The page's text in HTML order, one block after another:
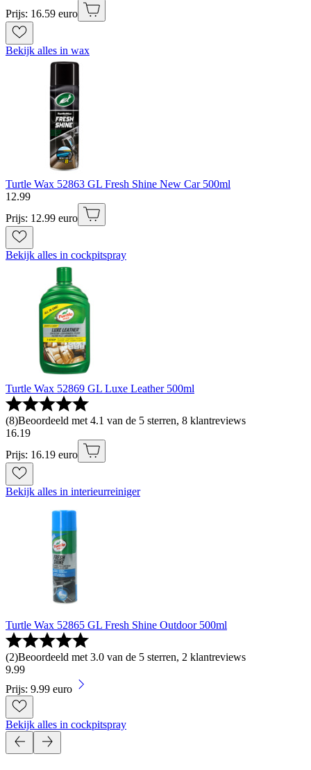
Prijs: 16.59 euro
Bekijk alles in wax
Turtle Wax 52863 GL Fresh Shine New Car 500ml
12.99
Prijs: 12.99 euro
Bekijk alles in cockpitspray
Turtle Wax 52869 GL Luxe Leather 500ml
(8)Beoordeeld met 4.1 van de 5 sterren, 8 klantreviews
16.19
Prijs: 16.19 euro
Bekijk alles in interieurreiniger
Turtle Wax 52865 GL Fresh Shine Outdoor 500ml
(2)Beoordeeld met 3.0 van de 5 sterren, 2 klantreviews
9.99
Prijs: 9.99 euro
Bekijk alles in cockpitspray